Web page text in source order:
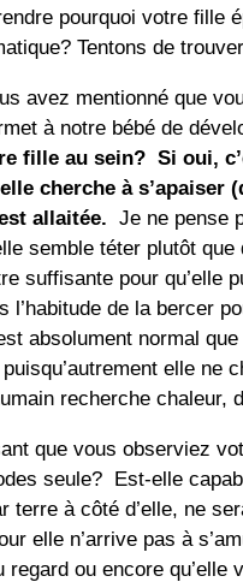
pourquoi votre fille
Tentons de
avez mentionné que
à notre bébé de
fille au sein? Si oui,
cherche à
allaitée.
Je ne pense
semble téter plutôt
suffisante pour qu’elle
l’habitude de la bercer
absolument normal
elle ne
recherche chaleur,
que vous observiez
seule? Est-elle
terre à côté d’elle, ne
elle n’arrive pas à
regard ou encore qu’elle